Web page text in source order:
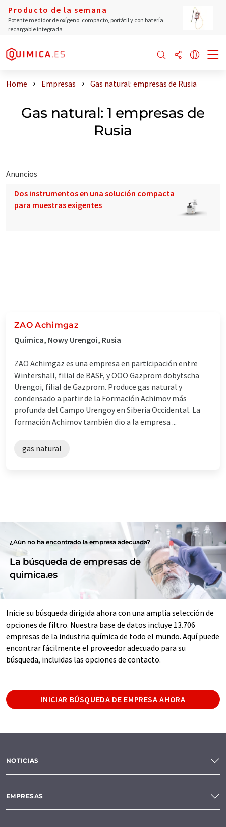
Producto de la semana
Potente medidor de oxígeno: compacto, portátil y con batería
recargable integrada
Home Empresas Gas natural: empresas de Rusia
Gas natural: 1 empresas de
Rusia
Anuncios
Dos instrumentos en una solución compacta
para muestras exigentes
ZAO Achimgaz
Química, Nowy Urengoi, Rusia
ZAO Achimgaz es una empresa en participación entre
Wintershall, filial de BASF, y OOO Gazprom dobytscha
Urengoi, filial de Gazprom. Produce gas natural y
condensado a partir de la Formación Achimov más
profunda del Campo Urengoy en Siberia Occidental. La
formación Achimov también dio a la empresa ...
gas natural
¿Aún no ha encontrado la empresa adecuada?
La búsqueda de empresas de
quimica.es
Inicie su búsqueda dirigida ahora con una amplia selección de
opciones de filtro. Nuestra base de datos incluye 13.706
empresas de la industria química de todo el mundo. Aquí puede
encontrar fácilmente el proveedor adecuado para su
búsqueda, incluidas las opciones de contacto.
INICIAR BÚSQUEDA DE EMPRESA AHORA
NOTICIAS
EMPRESAS